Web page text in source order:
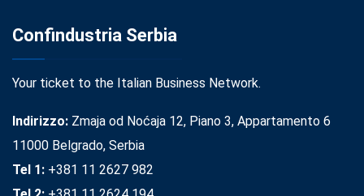
Confindustria Serbia
Your ticket to the Italian Business Network.
Indirizzo: Zmaja od Noćaja 12, Piano 3, Appartamento 6
11000 Belgrado, Serbia
Tel 1: +381 11 2627 982